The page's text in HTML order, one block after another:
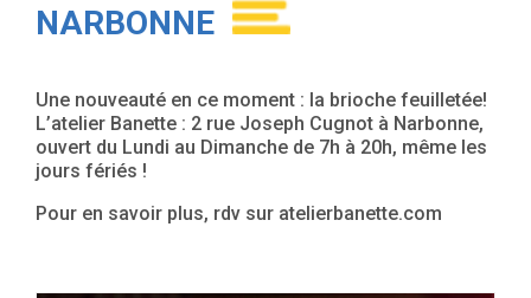
NARBONNE
Une nouveauté en ce moment : la brioche feuilletée!
L’atelier Banette : 2 rue Joseph Cugnot à Narbonne,
ouvert du Lundi au Dimanche de 7h à 20h, même les
jours fériés !
Pour en savoir plus, rdv sur atelierbanette.com